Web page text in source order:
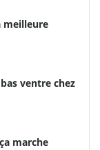
meilleure
ventre chez
marche